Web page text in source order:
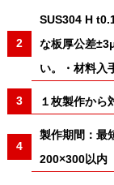
SUS304 H
な板厚公差
い。・材料入
１枚製作から
製作期間：最
200×300以内